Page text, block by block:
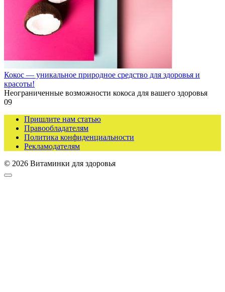
Кокос — уникальное природное средство для здоровья и
красоты!
Неограниченные возможности кокоса для вашего здоровья
09
Пришлите нам статью
Правообладателям
Политика конфиденциальности
Рекламодателям
© 2026 Витаминки для здоровья